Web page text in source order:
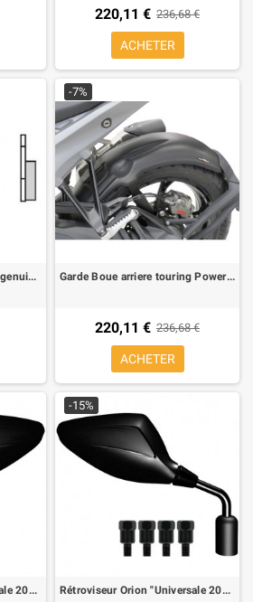
220,11 € 236,68 €
ACHETER
Plaquette de frein Brembo genuine parts Arriére (1 couple pour 1 disque), 07BB0235
-7%
Garde Boue arriere touring Powerbronze pour BMW R 1300 GS 2024-
220,11 € 236,68 €
ACHETER
Rétroviseur Orion "Universale 2004" universel homologué Mat Noire Gauche
-15%
Rétroviseur Orion "Universale 2004" universel homologué Mat Noire Droite